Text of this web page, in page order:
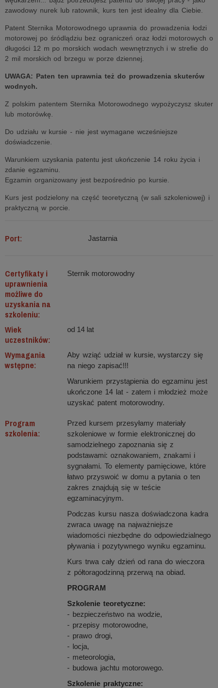
zawodowy nurek lub ratownik, kurs ten jest idealny dla Ciebie.
Patent Sternika Motorowodnego uprawnia do prowadzenia łodzi
motorowej po śródlądziu bez ograniczeń oraz łodzi motorowych o
długości 12 m po morskich wodach wewnętrznych i w strefie do
2 mil morskich od brzegu w porze dziennej.
UWAGA: Paten ten uprawnia też do prowadzenia skuterów
wodnych.
Z polskim patentem Sternika Motorowodnego wypożyczysz skuter
lub motorówkę.
Do udziału w kursie - nie jest wymagane wcześniejsze
doświadczenie.
Warunkiem uzyskania patentu jest ukończenie 14 roku życia i
zdanie egzaminu.
Egzamin organizowany jest bezpośrednio po kursie.
Kurs jest podzielony na część teoretyczną (w sali szkoleniowej) i
praktyczną w porcie.
Port: Jastarnia
Certyfikaty i
uprawnienia
możliwe do
uzyskania na
szkoleniu:
Sternik motorowodny
Wiek
uczestników:
od 14 lat
Wymagania
wstępne:
Aby wziąć udział w kursie, wystarczy się
na niego zapisać!!!
Warunkiem przystąpienia do egzaminu jest
ukończone 14 lat - zatem i młodzież może
uzyskać patent motorowodny.
Program
szkolenia:
Przed kursem przesyłamy materiały
szkoleniowe w formie elektronicznej do
samodzielnego zapoznania się z
podstawami: oznakowaniem, znakami i
sygnałami. To elementy pamięciowe, które
łatwo przyswoić w domu a pytania o ten
zakres znajdują się w teście
egzaminacyjnym.
Podczas kursu nasza doświadczona kadra
zwraca uwagę na najważniejsze
wiadomości niezbędne do odpowiedzialnego
pływania i pozytywnego wyniku egzaminu.
Kurs trwa cały dzień od rana do wieczora
z półtoragodzinną przerwą na obiad.
PROGRAM
Szkolenie teoretyczne:
- bezpieczeństwo na wodzie,
- przepisy motorowodne,
- prawo drogi,
- locja,
- meteorologia,
- budowa jachtu motorowego.
Szkolenie praktyczne: